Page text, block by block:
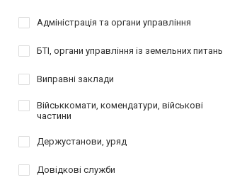
Адміністрація та органи управління
БТІ, органи управління із земельних питань
Виправні заклади
Військкомати, комендатури, військові
частини
Держустанови, уряд
Довідкові служби